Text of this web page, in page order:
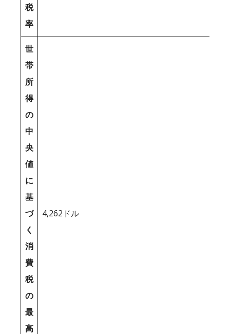
税
率
世
帯
所
得
の
中
央
値
に
基
づ
く
消
費
税
の
最
高
4,262ドル